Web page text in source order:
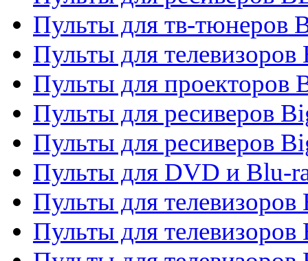
Пульты для тв-тюнеров
Пульты для телевизоров
Пульты для проекторов
Пульты для ресиверов
Пульты для ресиверов
Пульты для DVD и Blu-
Пульты для телевизоров
Пульты для телевизоров